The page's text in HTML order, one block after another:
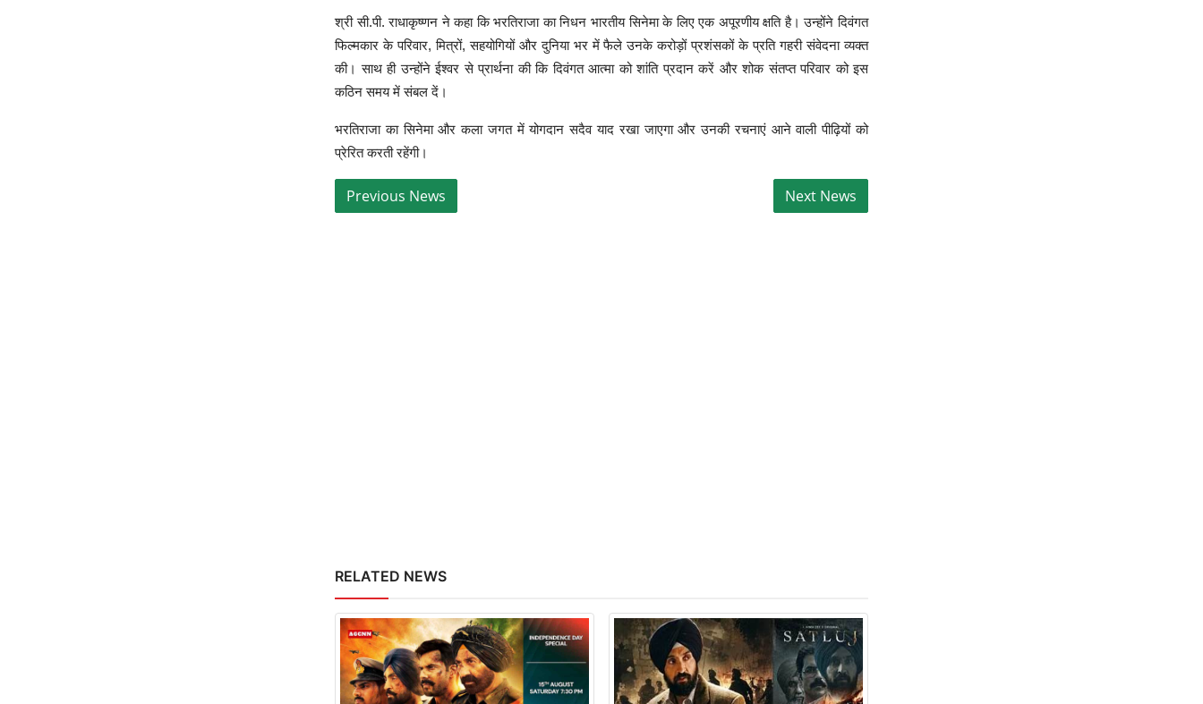
श्री सी.पी. राधाकृष्णन ने कहा कि भरतिराजा का निधन भारतीय सिनेमा के लिए एक अपूरणीय क्षति है। उन्होंने दिवंगत
फिल्मकार के परिवार, मित्रों, सहयोगियों और दुनिया भर में फैले उनके करोड़ों प्रशंसकों के प्रति गहरी संवेदना व्यक्त
की। साथ ही उन्होंने ईश्वर से प्रार्थना की कि दिवंगत आत्मा को शांति प्रदान करें और शोक संतप्त परिवार को इस
कठिन समय में संबल दें।
भरतिराजा का सिनेमा और कला जगत में योगदान सदैव याद रखा जाएगा और उनकी रचनाएं आने वाली पीढ़ियों को
प्रेरित करती रहेंगी।
RELATED NEWS